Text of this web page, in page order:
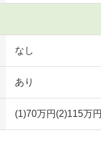
なし
あり
(1)70万円(2)115万円